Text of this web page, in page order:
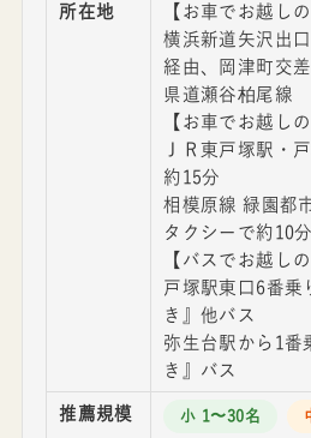
所在地
【お車でお越しの
横浜新道矢沢出
経由、岡津町交
県道瀬谷柏尾線
【お車でお越しの
ＪＲ東戸塚駅・
約15分
相模原線 緑園都
タクシーで約10分
【バスでお越しの
戸塚駅東口6番乗
き』他バス
弥生台駅から1番
き』バス
推薦規模 小 1〜30名